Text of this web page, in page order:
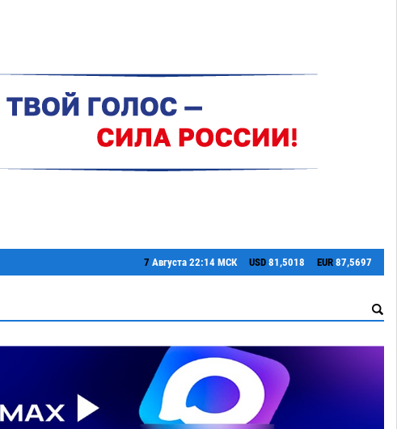
7 Августа 22:14 МСК USD 81,5018 EUR 87,5697